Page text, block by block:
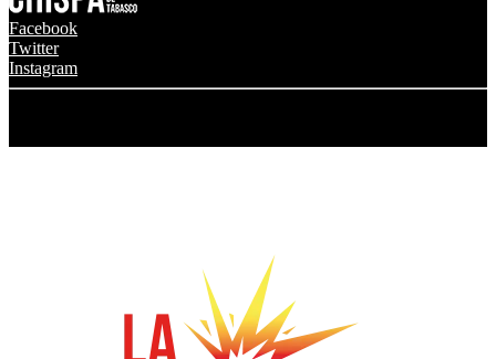
Facebook
Twitter
Instagram